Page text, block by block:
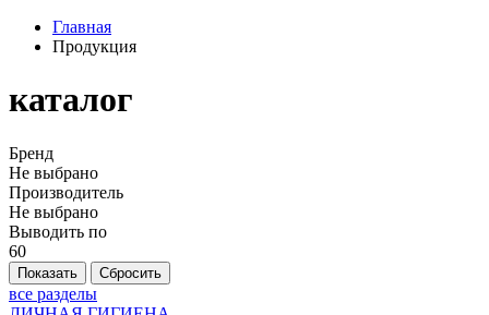
Главная
Продукция
каталог
Бренд
Не выбрано
Производитель
Не выбрано
Выводить по
60
все разделы